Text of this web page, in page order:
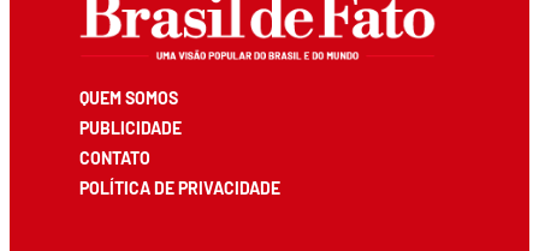
QUEM SOMOS
PUBLICIDADE
CONTATO
POLÍTICA DE PRIVACIDADE